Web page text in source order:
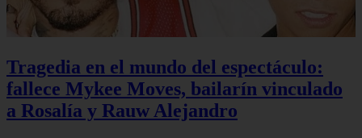
Tragedia en el mundo del espectáculo:
fallece Mykee Moves, bailarín vinculado
a Rosalía y Rauw Alejandro